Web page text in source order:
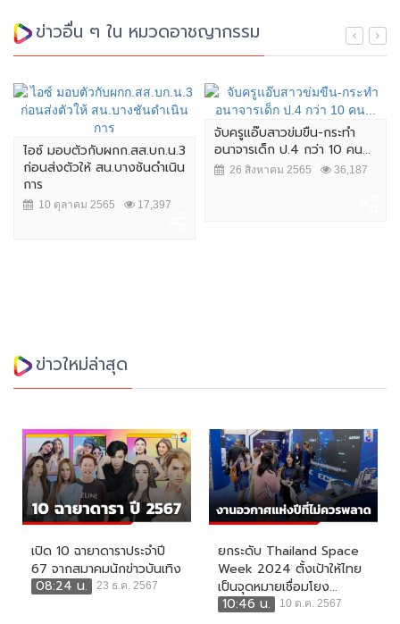
ข่าวอื่น ๆ ใน หมวดอาชญากรรม
ไอซ์ มอบตัวกับผกก.สส.บก.น.3
ก่อนส่งตัวให้ สน.บางชันดำเนิน
การ
10 ตุลาคม 2565 17,397
จับครูแอ๊บสาวข่มขืน-กระทำ
อนาจารเด็ก ป.4 กว่า 10 คน...
26 สิงหาคม 2565 36,187
ข่าวใหม่ล่าสุด
เปิด 10 ฉายาดาราประจำปี
67 จากสมาคมนักข่าวบันเทิง
08:24 น.
23 ธ.ค. 2567
ยกระดับ Thailand Space
Week 2024 ตั้งเป้าให้ไทย
เป็นจุดหมายเชื่อมโยง...
10:46 น.
10 ต.ค. 2567